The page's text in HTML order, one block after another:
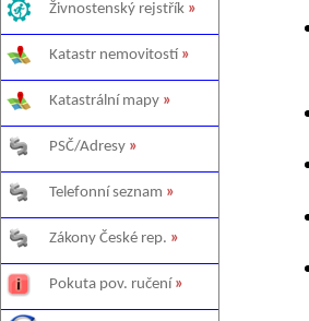
Živnostenský rejstřík »
Katastr nemovitostí »
Katastrální mapy »
PSČ/Adresy »
Telefonní seznam »
Zákony České rep. »
Pokuta pov. ručení »